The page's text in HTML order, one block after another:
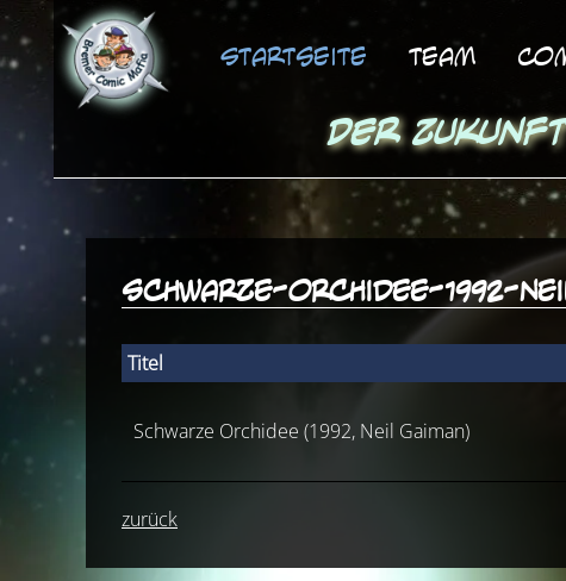
Startseite Team
Der
schwarze-orchidee-1992-
Titel
Schwarze Orchidee (1992, Neil Gaiman)
zurück